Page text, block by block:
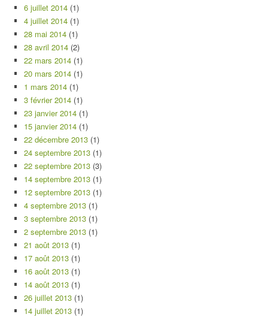
6 juillet 2014 (1)
4 juillet 2014 (1)
28 mai 2014 (1)
28 avril 2014 (2)
22 mars 2014 (1)
20 mars 2014 (1)
1 mars 2014 (1)
3 février 2014 (1)
23 janvier 2014 (1)
15 janvier 2014 (1)
22 décembre 2013 (1)
24 septembre 2013 (1)
22 septembre 2013 (3)
14 septembre 2013 (1)
12 septembre 2013 (1)
4 septembre 2013 (1)
3 septembre 2013 (1)
2 septembre 2013 (1)
21 août 2013 (1)
17 août 2013 (1)
16 août 2013 (1)
14 août 2013 (1)
26 juillet 2013 (1)
14 juillet 2013 (1)